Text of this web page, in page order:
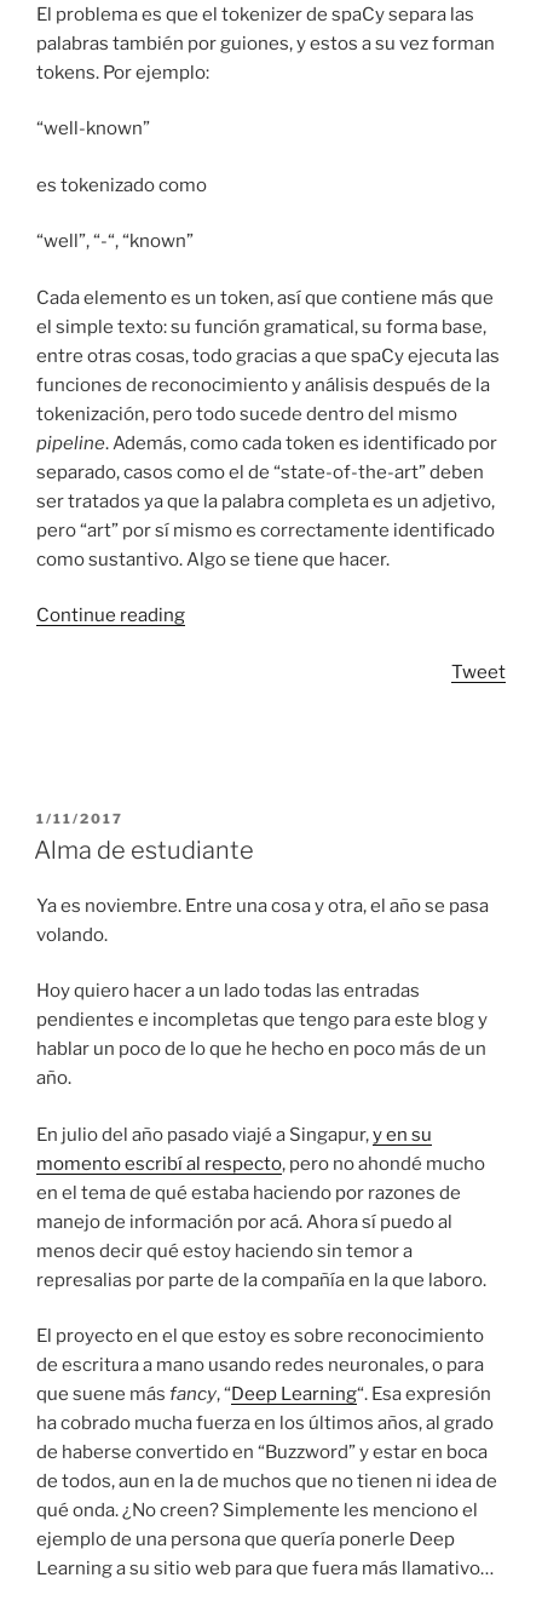
El problema es que el tokenizer de spaCy separa las
palabras también por guiones, y estos a su vez forman
tokens. Por ejemplo:
“well-known”
es tokenizado como
“well”, “-“, “known”
Cada elemento es un token, así que contiene más que
el simple texto: su función gramatical, su forma base,
entre otras cosas, todo gracias a que spaCy ejecuta las
funciones de reconocimiento y análisis después de la
tokenización, pero todo sucede dentro del mismo
pipeline. Además, como cada token es identificado por
separado, casos como el de “state-of-the-art” deben
ser tratados ya que la palabra completa es un adjetivo,
pero “art” por sí mismo es correctamente identificado
como sustantivo. Algo se tiene que hacer.
Continue reading“Retokenizando
Tweet
POSTED
ON
1/11/2017
Alma de estudiante
Ya es noviembre. Entre una cosa y otra, el año se pasa
volando.
Hoy quiero hacer a un lado todas las entradas
pendientes e incompletas que tengo para este blog y
hablar un poco de lo que he hecho en poco más de un
año.
En julio del año pasado viajé a Singapur,y en su
momento escribí al respecto, pero no ahondé mucho
en el tema de qué estaba haciendo por razones de
manejo de información por acá. Ahora sí puedo al
menos decir qué estoy haciendo sin temor a
represalias por parte de la compañía en la que laboro.
El proyecto en el que estoy es sobre reconocimiento
de escritura a mano usando redes neuronales, o para
que suene más fancy, “Deep Learning“. Esa expresión
ha cobrado mucha fuerza en los últimos años, al grado
de haberse convertido en “Buzzword” y estar en boca
de todos, aun en la de muchos que no tienen ni idea de
qué onda. ¿No creen? Simplemente les menciono el
ejemplo de una persona que quería ponerle Deep
Learning a su sitio web para que fuera más llamativo…